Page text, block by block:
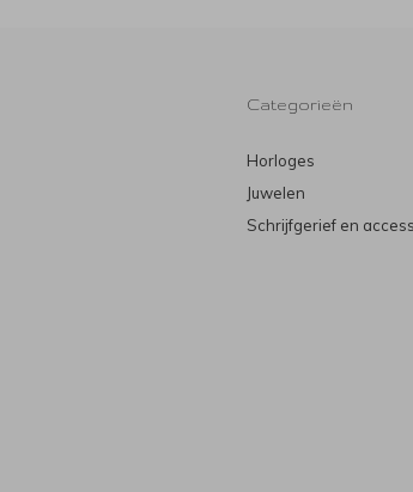
Categorieën
Horloges
Juwelen
Schrijfgerief en